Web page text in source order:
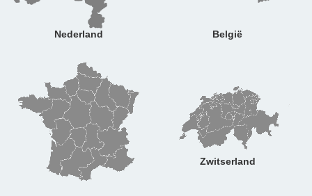
Nederland België
Zwitserland